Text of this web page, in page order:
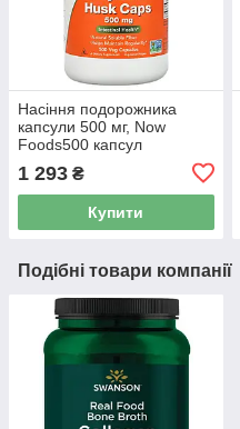
Насіння подорожника
капсули 500 мг, Now
Foods500 капсул
1 293 ₴
Купити
Подібні товари компанії